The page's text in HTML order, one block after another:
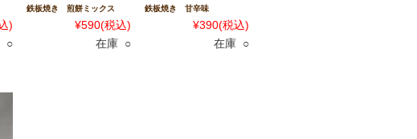
)
○
鉄板焼き 煎餅ミックス
¥590(税込)
在庫 ○
鉄板焼き 甘辛味
¥390(税込)
在庫 ○